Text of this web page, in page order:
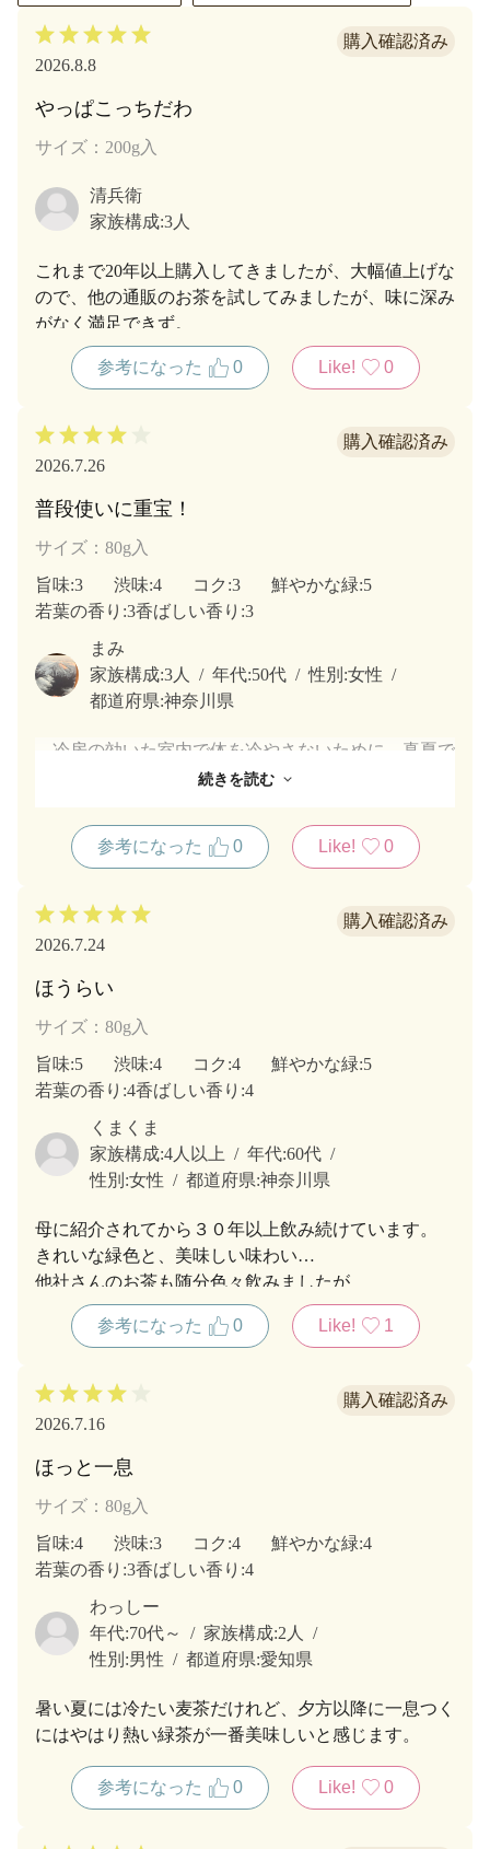
2026.8.8
やっぱこっちだわ
サイズ：200g入
清兵衛
家族構成:3人
これまで20年以上購入してきましたが、大幅値上げな
ので、他の通販のお茶を試してみましたが、味に深み
がなく満足できず。
浮気できずに元の鞘。抹茶ブームの収束を願うばか
参考になった 0 Like! 0
2026.7.26
普段使いに重宝！
サイズ：80g入
旨味:3 渋味:4 コク :3 鮮やかな緑:5
若葉の香り :3香ばしい香り :3
まみ
家族構成:3人 年代:50代 性別:女性
都道府県:神奈川県
冷房の効いた室内で体を冷やさないために、真夏で
も熱いお茶が欠かせない我が家です。蓬莱はお手頃な
ど、飲みたいときに新しい茶葉でお茶を入れて一煎目
の香りと色と美味しさを楽しんでいます。何かと忙し
かな気持ちにさせてくれます。
続きを読む
参考になった 0 Like! 0
2026.7.24
ほうらい
サイズ：80g入
旨味:5 渋味:4 コク :4 鮮やかな緑:5
若葉の香り :4香ばしい香り :4
くまくま
家族構成:4人以上 年代:60代
性別:女性 都道府県:神奈川県
母に紹介されてから３０年以上飲み続けています。
きれいな緑色と、美味しい味わい…
他社さんのお茶も随分色々飲みましたが
この品質とこの価格…
やっぱり市川園さんが最高です。
参考になった 0 Like! 1
2026.7.16
ほっと一息
サイズ：80g入
旨味:4 渋味:3 コク :4 鮮やかな緑:4
若葉の香り :3香ばしい香り :4
わっしー
年代:70代～ 家族構成:2人
性別:男性 都道府県:愛知県
暑い夏には冷たい麦茶だけれど、夕方以降に一息つく
にはやはり熱い緑茶が一番美味しいと感じます。
参考になった 0 Like! 0